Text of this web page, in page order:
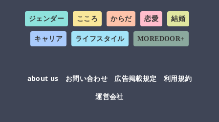
ジェンダー こころ からだ 恋愛 結婚
キャリア ライフスタイル MOREDOOR+
about us お問い合わせ 広告掲載規定
利用規約
運営会社